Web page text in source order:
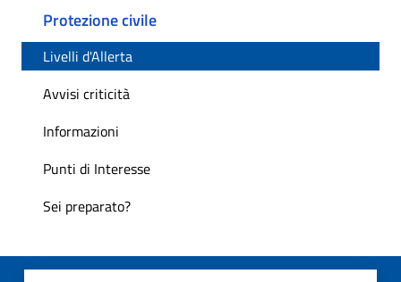
Protezione civile
Livelli d'Allerta
Avvisi criticità
Informazioni
Punti di Interesse
Sei preparato?